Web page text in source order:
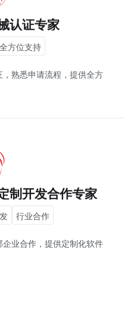
认证专家
全方位支持
熟悉申请流程，提供全方
制开发合作专家
行业合作
业合作，提供定制化软件